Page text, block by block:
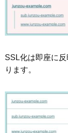
SSL化は即座に
ります。